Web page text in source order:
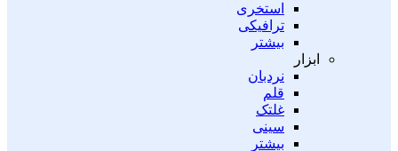
استخری
ترافیکی
بیشتر
ابزار
نردبان
قلم
غلتک
سینی
بیشتر